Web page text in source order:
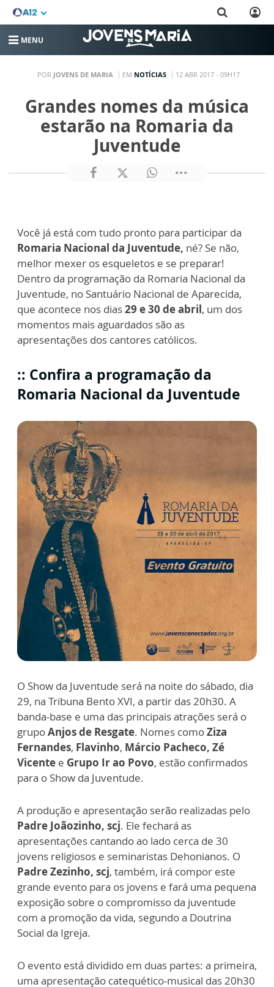
MENU
POR JOVENS DE MARIA EM NOTÍCIAS 12 ABR 2017 - 09H17
Grandes nomes da música
estarão na Romaria da
Juventude
Você já está com tudo pronto para participar da
Romaria Nacional da Juventude, né? Se não,
melhor mexer os esqueletos e se preparar!
Dentro da programação da Romaria Nacional da
Juventude, no Santuário Nacional de Aparecida,
que acontece nos dias29 e 30 de abril, um dos
momentos mais aguardados são as
apresentações dos cantores católicos.
:: Confira a programação da
Romaria Nacional da Juventude
O Show da Juventude será na noite do sábado, dia
29, na Tribuna Bento XVI, a partir das 20h30. A
banda-base e uma das principais atrações será o
grupoAnjos de Resgate. Nomes comoZiza
Fernandes, Flavinho, Márcio Pacheco, Zé
Vicente e Grupo Ir ao Povo, estão confirmados
para o Show da Juventude.
A produção e apresentação serão realizadas pelo
Padre Joãozinho, scj. Ele fechará as
apresentações cantando ao lado cerca de 30
jovens religiosos e seminaristas Dehonianos. O
Padre Zezinho, scj, também, irá compor este
grande evento para os jovens e fará uma pequena
exposição sobre o compromisso da juventude
com a promoção da vida, segundo a Doutrina
Social da Igreja.
O evento está dividido em duas partes: a primeira,
uma apresentação catequético-musical das 20h30